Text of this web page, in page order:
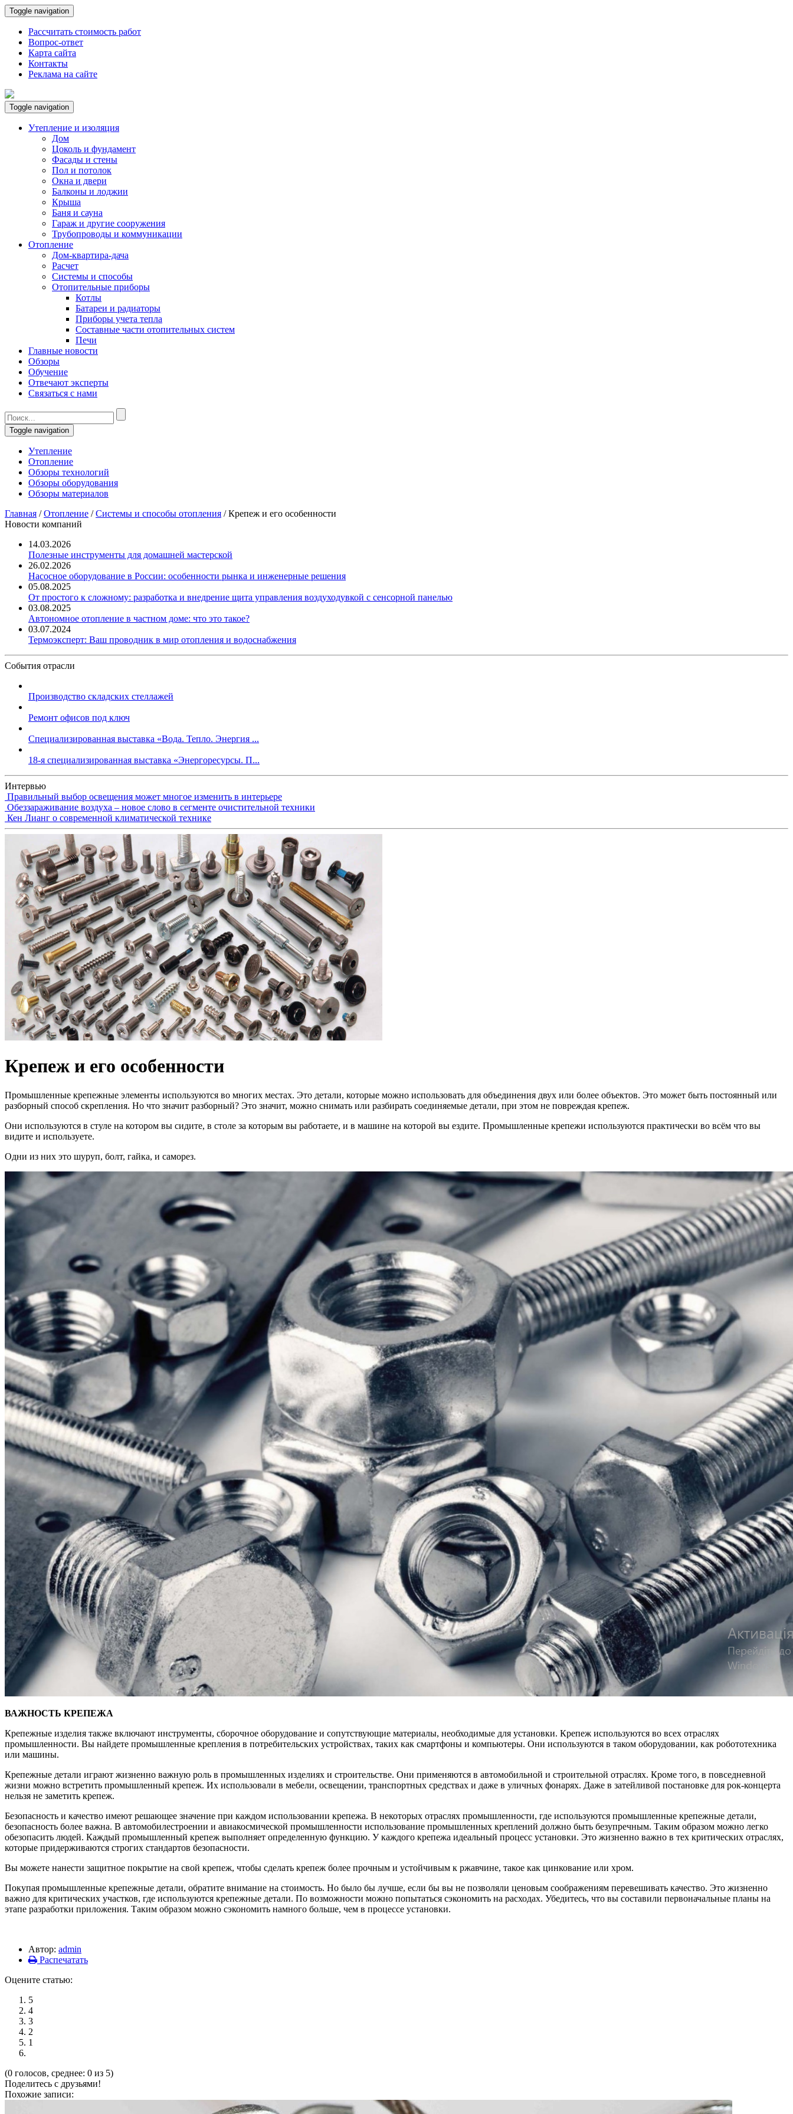
Toggle navigation
Рассчитать стоимость работ
Вопрос-ответ
Карта сайта
Контакты
Реклама на сайте
Toggle navigation
Утепление и изоляция
Дом
Цоколь и фундамент
Фасады и стены
Пол и потолок
Окна и двери
Балконы и лоджии
Крыша
Баня и сауна
Гараж и другие сооружения
Трубопроводы и коммуникации
Отопление
Дом-квартира-дача
Расчет
Системы и способы
Отопительные приборы
Котлы
Батареи и радиаторы
Приборы учета тепла
Составные части отопительных систем
Печи
Главные новости
Обзоры
Обучение
Отвечают эксперты
Связаться с нами
Toggle navigation
Утепление
Отопление
Обзоры технологий
Обзоры оборудования
Обзоры материалов
Главная /Отопление /Системы и способы отопления /Крепеж и его особенности
Новости компаний
14.03.2026
Полезные инструменты для домашней мастерской
26.02.2026
Насосное оборудование в России: особенности рынка и инженерные решения
05.08.2025
От простого к сложному: разработка и внедрение щита управления воздуходувкой с сенсорной панелью
03.08.2025
Автономное отопление в частном доме: что это такое?
03.07.2024
Термоэксперт: Ваш проводник в мир отопления и водоснабжения
События отрасли
Производство складских стеллажей
Ремонт офисов под ключ
Специализированная выставка «Вода. Тепло. Энергия ...
18-я специализированная выставка «Энергоресурсы. П...
Интервью
Правильный выбор освещения может многое изменить в интерьере
Обеззараживание воздуха – новое слово в сегменте очистительной техники
Кен Лианг о современной климатической технике
Крепеж и его особенности
Промышленные крепежные элементы используются во многих местах. Это детали, которые можно использовать для объединения двух или более объектов. Это может быть постоянный или
разборный способ скрепления. Но что значит разборный? Это значит, можно снимать или разбирать соединяемые детали, при этом не повреждая крепеж.
Они используются в стуле на котором вы сидите, в столе за которым вы работаете, и в машине на которой вы ездите. Промышленные крепежи используются практически во всём что вы
видите и используете.
Одни из них это шуруп, болт, гайка, и саморез.
ВАЖНОСТЬ КРЕПЕЖА
Крепежные изделия также включают инструменты, сборочное оборудование и сопутствующие материалы, необходимые для установки. Крепеж используются во всех отраслях
промышленности. Вы найдете промышленные крепления в потребительских устройствах, таких как смартфоны и компьютеры. Они используются в таком оборудовании, как робототехника
или машины.
Крепежные детали играют жизненно важную роль в промышленных изделиях и строительстве. Они применяются в автомобильной и строительной отраслях. Кроме того, в повседневной
жизни можно встретить промышленный крепеж. Их использовали в мебели, освещении, транспортных средствах и даже в уличных фонарях. Даже в затейливой постановке для рок-концерта
нельзя не заметить крепеж.
Безопасность и качество имеют решающее значение при каждом использовании крепежа. В некоторых отраслях промышленности, где используются промышленные крепежные детали,
безопасность более важна. В автомобилестроении и авиакосмической промышленности использование промышленных креплений должно быть безупречным. Таким образом можно легко
обезопасить людей. Каждый промышленный крепеж выполняет определенную функцию. У каждого крепежа идеальный процесс установки. Это жизненно важно в тех критических отраслях,
которые придерживаются строгих стандартов безопасности.
Вы можете нанести защитное покрытие на свой крепеж, чтобы сделать крепеж более прочным и устойчивым к ржавчине, такое как цинкование или хром.
Покупая промышленные крепежные детали, обратите внимание на стоимость. Но было бы лучше, если бы вы не позволяли ценовым соображениям перевешивать качество. Это жизненно
важно для критических участков, где используются крепежные детали. По возможности можно попытаться сэкономить на расходах. Убедитесь, что вы составили первоначальные планы на
этапе разработки приложения. Таким образом можно сэкономить намного больше, чем в процессе установки.
Автор: admin
Распечатать
Оцените статью:
5
4
3
2
1
(0 голосов, среднее: 0 из 5)
Поделитесь с друзьями!
Похожие записи: